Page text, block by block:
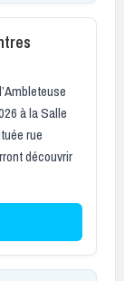
à la Salle
rue
découvrir